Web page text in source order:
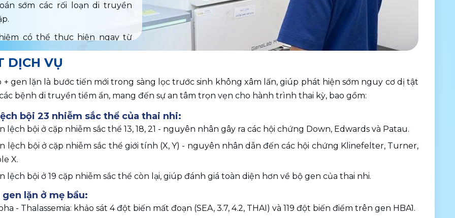
sớm các rối loạn di truyền
có thể thực hiện ngay từ
thứ 9 của thai kỳ. Với công
tiến và quy trình chuẩn CE-
Pro + gen lặn mang đến kết
xác, an toàn và nhanh chóng,
kỳ.
lọc trước sinh một cách tối
NIPT Pro + gen lặn rất
không xâm lấn và không ảnh
thai nhi. Tại PhenikaaMec,
phòng xét nghiệm và trang
DỊCH VỤ
+ gen lặn là bước tiến mới trong sàng lọc trước sinh không xâm lấn, giúp phát hiện sớm nguy cơ dị tật
bệnh di truyền tiềm ẩn, mang đến sự an tâm trọn vẹn cho hành trình thai kỳ, bao gồm:
bội 23 nhiễm sắc thể của thai nhi:
lệch bội ở cặp nhiễm sắc thể 13, 18, 21 - nguyên nhân gây ra các hội chứng Down, Edwards và Patau.
lệch bội ở cặp nhiễm sắc thể giới tính (X, Y) - nguyên nhân dẫn đến các hội chứng Klinefelter, Turner,
X.
lệch bội ở 19 cặp nhiễm sắc thể còn lại, giúp đánh giá toàn diện hơn về bộ gen của thai nhi.
gen lặn ở mẹ bầu:
- Thalassemia: khảo sát 4 đột biến mất đoạn (SEA, 3.7, 4.2, THAI) và 119 đột biến điểm trên gen HBA1.